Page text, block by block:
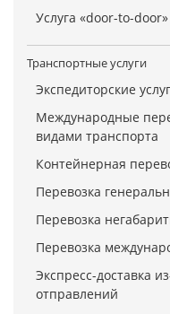
Услуга «door-to-door»
Транспортные услуги
Экспедиторские
Международные
видами транспорта
Контейнерная
Перевозка
Перевозка
Перевозка
Экспресс-доставка
отправлений